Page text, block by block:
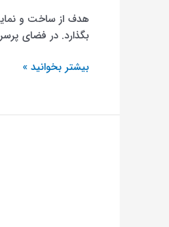
هدف از ساخت و
بگذارد. در فضای
بیشتر بخوانید »